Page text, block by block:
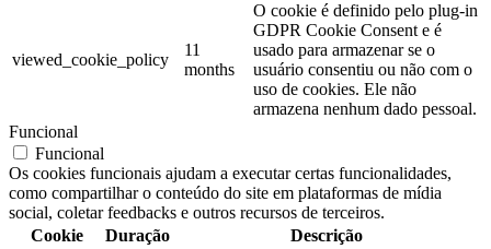
viewed_cookie_policy
11
months
O cookie é definido pelo plug-in
GDPR Cookie Consent e é
usado para armazenar se o
usuário consentiu ou não com o
uso de cookies. Ele não
armazena nenhum dado pessoal.
Funcional
Funcional
Os cookies funcionais ajudam a executar certas funcionalidades,
como compartilhar o conteúdo do site em plataformas de mídia
social, coletar feedbacks e outros recursos de terceiros.
Cookie
Duração Descrição